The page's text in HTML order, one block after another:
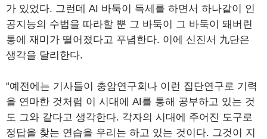
가 있었다. 그런데 AI 바둑이 득세를 하면서 하나같이 인
공지능의 수법을 따라할 뿐 그 바둑이 그 바둑이 돼버린
통에 재미가 떨어졌다고 푸념한다. 이에 신진서 九단은
생각을 달리한다.
“예전에는 기사들이 충암연구회나 이런 집단연구로 기력
을 연마한 것처럼 이 시대에 AI를 통해 공부하고 있는 것
도 그와 같다고 생각한다. 각자의 시대에 주어진 도구로
정답을 찾는 연습을 우리는 하고 있는 것이다. 그것이 지